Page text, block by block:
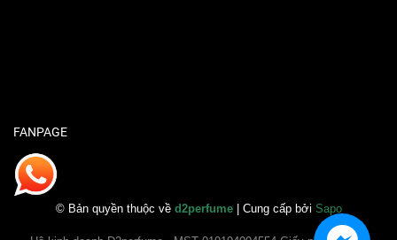
FANPAGE
© Bản quyền thuộc về d2perfume| Cung cấp bởi Sapo